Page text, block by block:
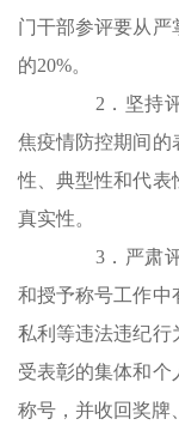
门干部参评要从严
的20%。
2．坚持评
焦疫情防控期间的
性、典型性和代表
真实性。
3．严肃评
和授予称号工作中
私利等违法违纪行
受表彰的集体和个
称号，并收回奖牌